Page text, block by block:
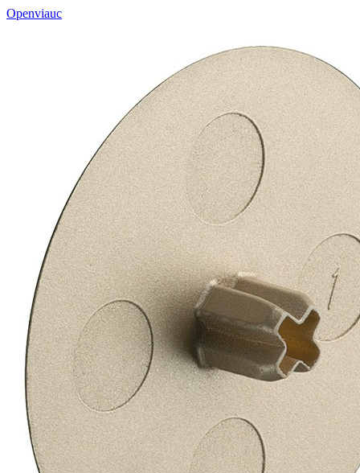
Openviauc